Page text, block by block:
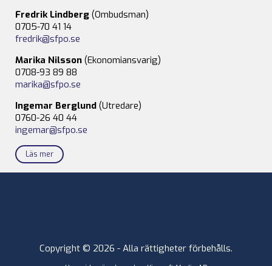
Fredrik Lindberg (Ombudsman)
0705-70 41 14
fredrik@sfpo.se
Marika Nilsson (Ekonomiansvarig)
0708-93 89 88
marika@sfpo.se
Ingemar Berglund (Utredare)
0760-26 40 44
ingemar@sfpo.se
Läs mer
Copyright © 2026 - Alla rättigheter förbehålls.